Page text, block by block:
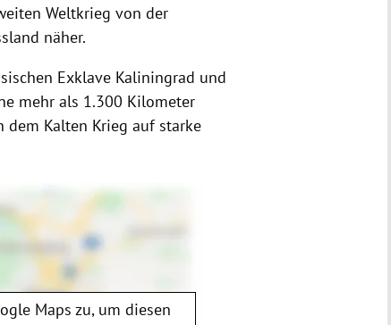
Weltkrieg von der
näher.
Exklave Kaliningrad und
mehr als 1.300 Kilometer
dem Kalten Krieg auf starke
Maps zu, um diesen